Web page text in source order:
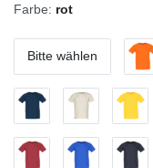
Farbe: rot
Bitte wählen